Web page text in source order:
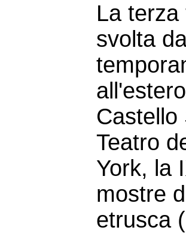
La
svolta
Castello
Teatro
York, la
mostre
etrusca